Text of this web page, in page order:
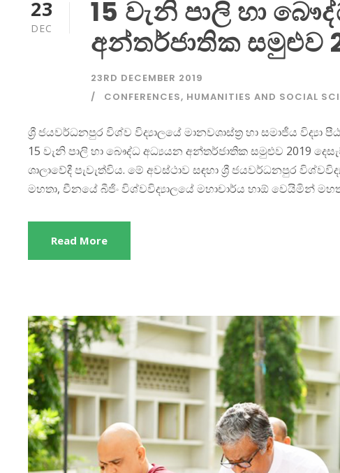
23
DEC
15 වැනි පාලි හා
අන්තර්ජාතික සමුළුව
23RD DECEMBER 2019
CONFERENCES, HUMANITIES AND SOCIAL
ශ්‍රී ජයවර්ධනපුර විශ්ව විද්‍යාලයේ මානවශාස්ත්‍ර හා සමාජීය
15 වැනි පාලි හා බෞද්ධ අධ්‍යයන අන්තර්ජාතික සමුළුව 2019
ශාලාවේදී පැවැත්විය. මේ අවස්ථාව සඳහා ශ්‍රී ජයවර්ධනපුර
මහතා, චීනයේ බීජිං විශ්වවිද්‍යාලයේ මහාචාර්ය හාඕ වෙයිමින්
Read More